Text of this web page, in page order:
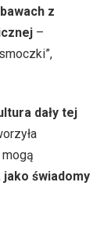
z
–
dały tej
jako świadomy